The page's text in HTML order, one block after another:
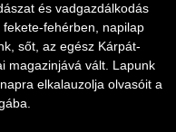
és vadgazdálkodás
fehérben, napilap
sőt, az egész Kárpát-
magazinjává vált. Lapunk
elkalauzolja olvasóit a